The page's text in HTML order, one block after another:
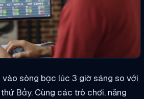
sòng bạc lúc 3 giờ sáng so với
Bảy. Cùng các trò chơi, năng